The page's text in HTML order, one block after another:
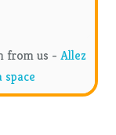
from us - Allez